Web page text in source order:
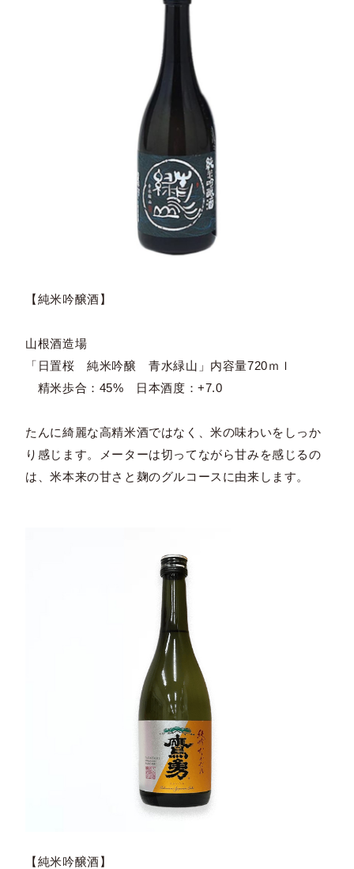
【純米吟醸酒】
山根酒造場
「日置桜 純米吟醸 青水緑山」内容量720ｍｌ
精米歩合：45% 日本酒度：+7.0
たんに綺麗な高精米酒ではなく、米の味わいをしっか
り感じます。メーターは切ってながら甘みを感じるの
は、米本来の甘さと麹のグルコースに由来します。
【純米吟醸酒】